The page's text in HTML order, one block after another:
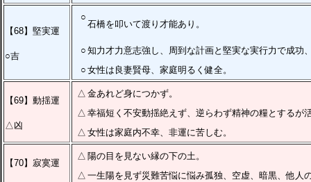
【68】堅実運
○吉
○
石橋を叩いて渡り才能あり。
○ 知力才力意志強し、周到な計画と堅実な実行力で成功
○ 女性は良妻賢母、家庭明るく健全。
【69】動揺運
△凶
△ 金あれど身につかず。
△ 幸福短く不安動揺絶えず、逆らわず精神の糧とするが
△ 女性は家庭内不幸、非運に苦しむ。
【70】寂寞運
△ 陽の目を見ない縁の下の土。
△ 一生陽を見ず災難苦悩に悩み孤独、空虚、暗黒、他人